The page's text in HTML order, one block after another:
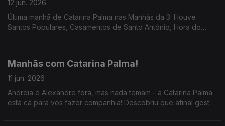
12 jun. 2026
Última manhã de Catarina Palma nas Manhãs da 3. Houve
Santos Populares, Casamentos de Santo António, Hora do
Manhãs com Catarina Palma!
11 jun. 2026
Andreia e Alexandre fora, mas nada temam - a Catarina Palma
está cá para vos fazer companhia! Descobriu que afinal gosta